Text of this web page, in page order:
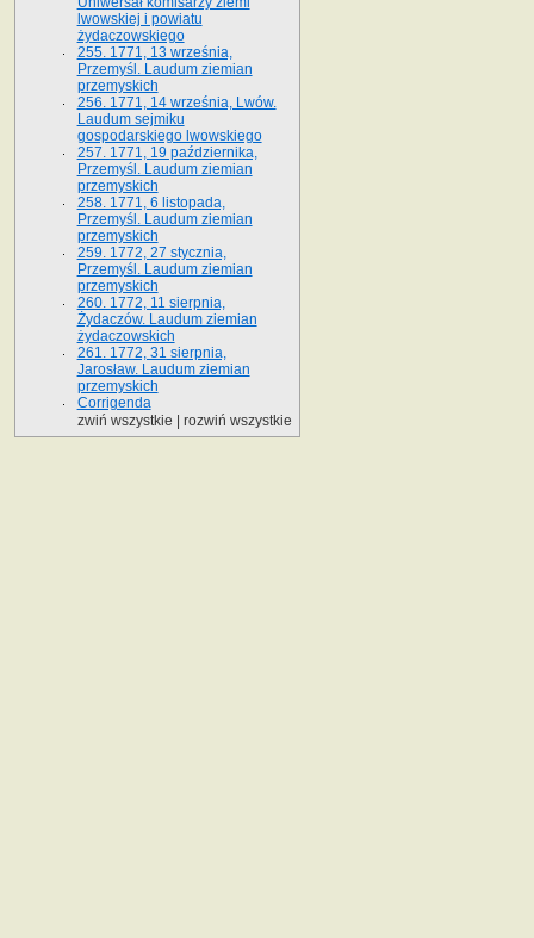
lwowskiej i powiatu
żydaczowskiego
255. 1771, 13 września,
Przemyśl. Laudum ziemian
przemyskich
256. 1771, 14 września, Lwów.
Laudum sejmiku
gospodarskiego lwowskiego
257. 1771, 19 października,
Przemyśl. Laudum ziemian
przemyskich
258. 1771, 6 listopada,
Przemyśl. Laudum ziemian
przemyskich
259. 1772, 27 stycznia,
Przemyśl. Laudum ziemian
przemyskich
260. 1772, 11 sierpnia,
Żydaczów. Laudum ziemian
żydaczowskich
261. 1772, 31 sierpnia,
Jarosław. Laudum ziemian
przemyskich
Corrigenda
zwiń wszystkie
rozwiń wszystkie